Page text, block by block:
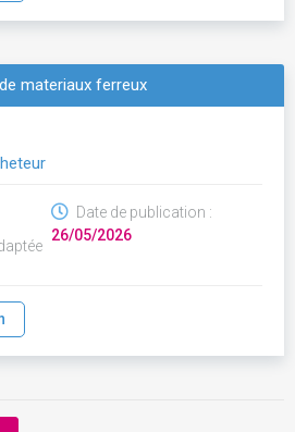
materiaux ferreux
Date de publication :
26/05/2026